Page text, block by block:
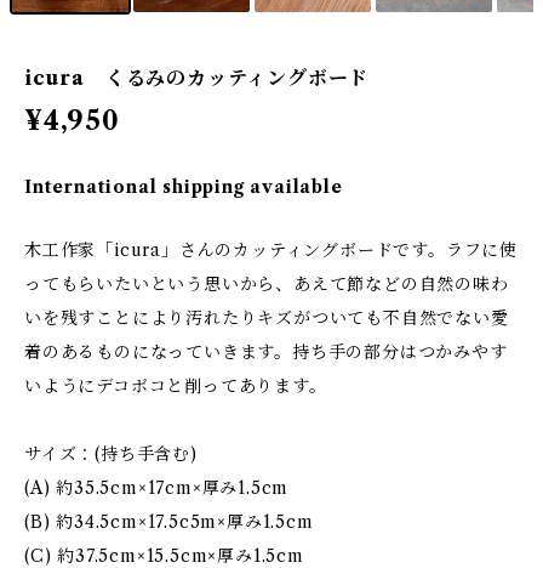
icura くるみのカッティングボード
¥4,950
International shipping available
木工作家「icura」さんのカッティングボードです。ラフに使
ってもらいたいという思いから、あえて節などの自然の味わ
いを残すことにより汚れたりキズがついても不自然でない愛
着のあるものになっていきます。持ち手の部分はつかみやす
いようにデコボコと削ってあります。
サイズ：(持ち手含む)
(A) 約35.5cm×17cm×厚み1.5cm
(B) 約34.5cm×17.5c5m×厚み1.5cm
(C) 約37.5cm×15.5cm×厚み1.5cm